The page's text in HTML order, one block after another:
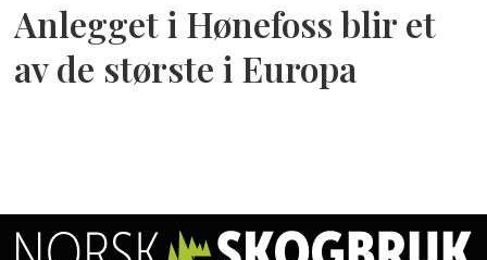
Anlegget i Hønefoss blir et
av de største i Europa